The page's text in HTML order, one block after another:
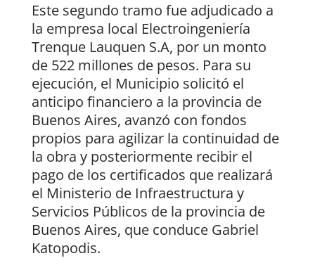
Este segundo tramo fue adjudicado a
la empresa local Electroingeniería
Trenque Lauquen S.A, por un monto
de 522 millones de pesos. Para su
ejecución, el Municipio solicitó el
anticipo financiero a la provincia de
Buenos Aires, avanzó con fondos
propios para agilizar la continuidad de
la obra y posteriormente recibir el
pago de los certificados que realizará
el Ministerio de Infraestructura y
Servicios Públicos de la provincia de
Buenos Aires, que conduce Gabriel
Katopodis.